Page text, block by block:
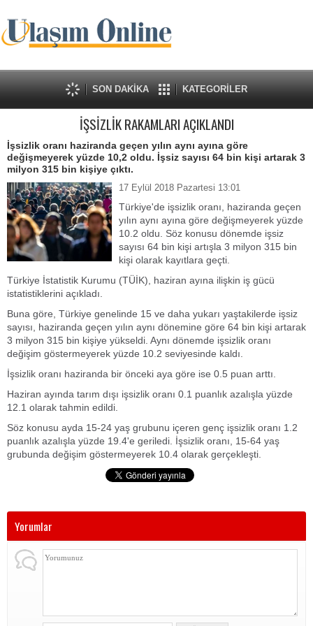
SON DAKİKA KATEGORİLER
İŞSİZLİK RAKAMLARI AÇIKLANDI
İşsizlik oranı haziranda geçen yılın aynı ayına göre
değişmeyerek yüzde 10,2 oldu. İşsiz sayısı 64 bin kişi artarak 3
milyon 315 bin kişiye çıktı.
17 Eylül 2018 Pazartesi 13:01
Türkiye'de işsizlik oranı, haziranda geçen
yılın aynı ayına göre değişmeyerek yüzde
10.2 oldu. Söz konusu dönemde işsiz
sayısı 64 bin kişi artışla 3 milyon 315 bin
kişi olarak kayıtlara geçti.
Türkiye İstatistik Kurumu (TÜİK), haziran ayına ilişkin iş gücü
istatistiklerini açıkladı.
Buna göre, Türkiye genelinde 15 ve daha yukarı yaştakilerde işsiz
sayısı, haziranda geçen yılın aynı dönemine göre 64 bin kişi artarak
3 milyon 315 bin kişiye yükseldi. Aynı dönemde işsizlik oranı
değişim göstermeyerek yüzde 10.2 seviyesinde kaldı.
İşsizlik oranı haziranda bir önceki aya göre ise 0.5 puan arttı.
Haziran ayında tarım dışı işsizlik oranı 0.1 puanlık azalışla yüzde
12.1 olarak tahmin edildi.
Söz konusu ayda 15-24 yaş grubunu içeren genç işsizlik oranı 1.2
puanlık azalışla yüzde 19.4'e geriledi. İşsizlik oranı, 15-64 yaş
grubunda değişim göstermeyerek 10.4 olarak gerçekleşti.
Yorumlar